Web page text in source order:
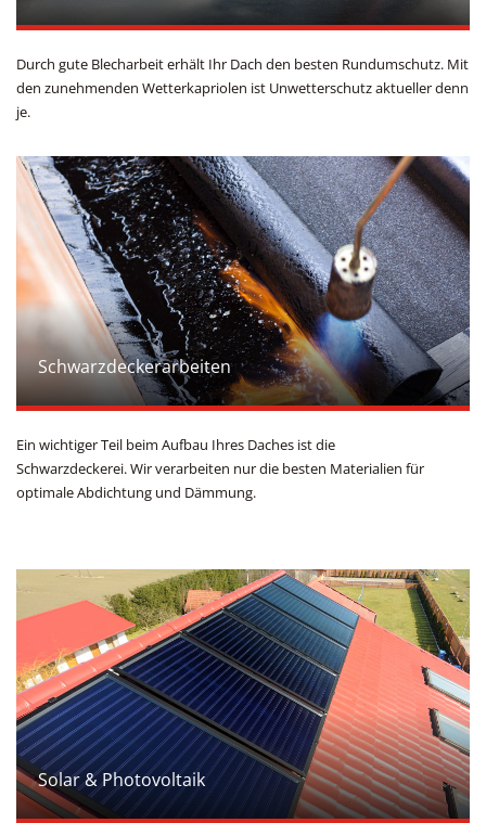
Durch gute Blecharbeit erhält Ihr Dach den besten Rundumschutz. Mit
den zunehmenden Wetterkapriolen ist Unwetterschutz aktueller denn
je.
Schwarzdeckerarbeiten
Ein wichtiger Teil beim Aufbau Ihres Daches ist die
Schwarzdeckerei. Wir verarbeiten nur die besten Materialien für
optimale Abdichtung und Dämmung.
Solar & Photovoltaik